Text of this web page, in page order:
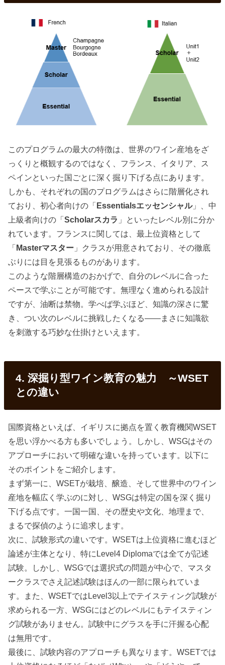
このプログラムの最大の特徴は、世界のワイン産地をざ
っくりと概観するのではなく、フランス、イタリア、ス
ペインといった国ごとに深く掘り下げる点にあります。
しかも、それぞれの国のプログラムはさらに階層化され
ており、初心者向けの「 Essentialsエッセンシャル」、中
上級者向けの「Scholarスカラ 」といったレベル別に分か
れています。フランスに関しては、最上位資格として
「 Masterマスター 」クラスが用意されており、その徹底
ぶりには目を見張るものがあります。
このような階層構造のおかげで、自分のレベルに合った
ペースで学ぶことが可能です。無理なく進められる設計
ですが、油断は禁物。学べば学ぶほど、知識の深さに驚
き、つい次のレベルに挑戦したくなる――まさに知識欲
を刺激する巧妙な仕掛けといえます。
4. 深掘り型ワイン教育の魅力 ～WSET
との違い
国際資格といえば、イギリスに拠点を置く教育機関WSET
を思い浮かべる方も多いでしょう。しかし、WSGはその
アプローチにおいて明確な違いを持っています。以下に
そのポイントをご紹介します。
まず第一に、WSETが栽培、醸造、そして世界中のワイン
産地を幅広く学ぶのに対し、WSGは特定の国を深く掘り
下げる点です。一国一国、その歴史や文化、地理まで、
まるで探偵のように追求します。
次に、試験形式の違いです。WSETは上位資格に進むほど
論述が主体となり、特にLevel4 Diplomaでは全てが記述
試験。しかし、WSGでは選択式の問題が中心で、マスタ
ークラスでさえ記述試験はほんの一部に限られていま
す。また、WSETではLevel3以上でテイスティング試験が
求められる一方、WSGにはどのレベルにもテイスティン
グ試験がありません。試験中にグラスを手に汗握る心配
は無用です。
最後に、試験内容のアプローチも異なります。WSETでは